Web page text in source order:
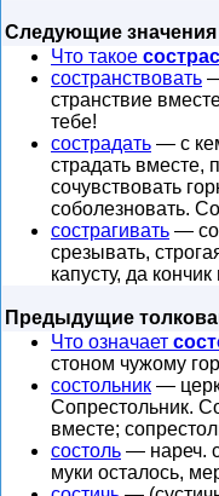
Следующие значения
Что такое
состранствовать
странствие
тебе!
сострадать — с
страдать вместе,
сочувствовать
соболезновать.
сострагивать —
срезывать,
капусту, да
Предыдущие
Что означает
стоном чужому
состольник —
Сопрестольник.
вместе;
состоль — нареч.
муки осталось,